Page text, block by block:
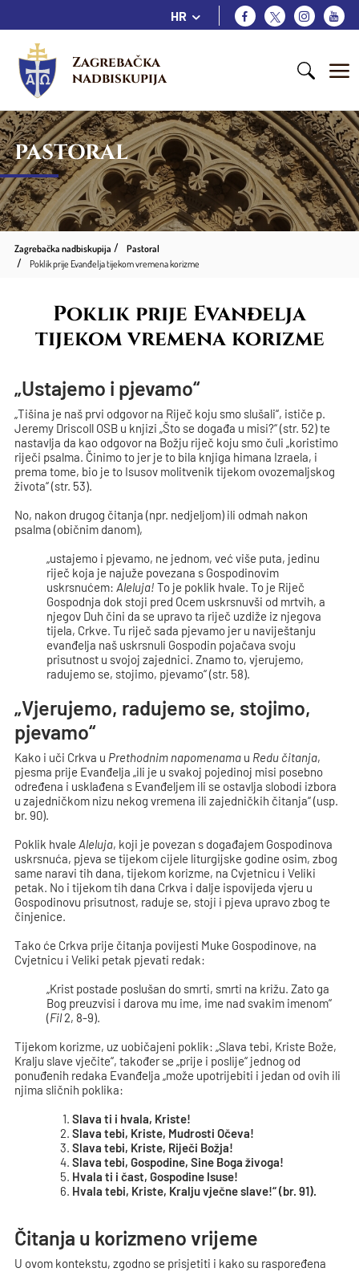
HR
Zagrebačka
nadbiskupija
PASTORAL
Zagrebačka nadbiskupija
Pastoral
Poklik prije Evanđelja tijekom vremena korizme
Poklik prije Evanđelja
tijekom vremena korizme
„Ustajemo i pjevamo“
„Tišina je naš prvi odgovor na Riječ koju smo slušali“, ističe p.
Jeremy Driscoll OSB u knjizi „Što se događa u misi?“ (str. 52) te
nastavlja da kao odgovor na Božju riječ koju smo čuli „koristimo
riječi psalma. Činimo to jer je to bila knjiga himana Izraela, i
prema tome, bio je to Isusov molitvenik tijekom ovozemaljskog
života“ (str. 53).
No, nakon drugog čitanja (npr. nedjeljom) ili odmah nakon
psalma (običnim danom),
„ustajemo i pjevamo, ne jednom, već više puta, jedinu
riječ koja je najuže povezana s Gospodinovim
uskrsnućem:Aleluja! To je poklik hvale. To je Riječ
Gospodnja dok stoji pred Ocem uskrsnuvši od mrtvih, a
njegov Duh čini da se upravo ta riječ uzdiže iz njegova
tijela, Crkve. Tu riječ sada pjevamo jer u naviještanju
evanđelja naš uskrsnuli Gospodin pojačava svoju
prisutnost u svojoj zajednici. Znamo to, vjerujemo,
radujemo se, stojimo, pjevamo“ (str. 58).
„Vjerujemo, radujemo se, stojimo,
pjevamo“
Kako i uči Crkva u Prethodnim napomenama u Redu čitanja,
pjesma prije Evanđelja „ili je u svakoj pojedinoj misi posebno
određena i usklađena s Evanđeljem ili se ostavlja slobodi izbora
u zajedničkom nizu nekog vremena ili zajedničkih čitanja“ (usp.
br. 90).
Poklik hvaleAleluja, koji je povezan s događajem Gospodinova
uskrsnuća, pjeva se tijekom cijele liturgijske godine osim, zbog
same naravi tih dana, tijekom korizme, na Cvjetnicu i Veliki
petak. No i tijekom tih dana Crkva i dalje ispovijeda vjeru u
Gospodinovu prisutnost, raduje se, stoji i pjeva upravo zbog te
činjenice.
Tako će Crkva prije čitanja povijesti Muke Gospodinove, na
Cvjetnicu i Veliki petak pjevati redak:
„Krist postade poslušan do smrti, smrti na križu. Zato ga
Bog preuzvisi i darova mu ime, ime nad svakim imenom“
(Fil2, 8-9).
Tijekom korizme, uz uobičajeni poklik: „Slava tebi, Kriste Bože,
Kralju slave vječite“, također se „prije i poslije“ jednog od
ponuđenih redaka Evanđelja „može upotrijebiti i jedan od ovih ili
njima sličnih poklika:
Slava ti i hvala, Kriste!
Slava tebi, Kriste, Mudrosti Očeva!
Slava tebi, Kriste, Riječi Božja!
Slava tebi, Gospodine, Sine Boga živoga!
Hvala ti i čast, Gospodine Isuse!
Hvala tebi, Kriste, Kralju vječne slave!“ (br. 91).
Čitanja u korizmeno vrijeme
U ovom kontekstu, zgodno se prisjetiti i kako su raspoređena